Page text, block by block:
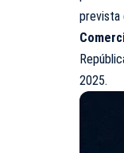
prevista
2025.